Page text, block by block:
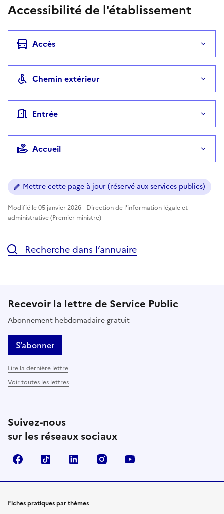
Accessibilité de l'établissement
Accès
Chemin extérieur
Entrée
Accueil
Mettre cette page à jour (réservé aux services publics)
Modifié le 05 janvier 2026 - Direction de l'information légale et
administrative (Premier ministre)
Recherche dans l’annuaire
Recevoir la lettre de Service Public
Abonnement hebdomadaire gratuit
S’abonner
Lire la dernière lettre
Voir toutes les lettres
Suivez-nous
sur les réseaux sociaux
FacebookTikTok LinkedIn Instagram
Fiches pratiques par thèmes